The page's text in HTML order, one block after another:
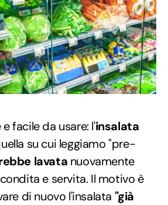
facile da usare: l'insalata
su cui leggiamo "pre-
lavata nuovamente
e servita. Il motivo è
di nuovo l'insalata "già